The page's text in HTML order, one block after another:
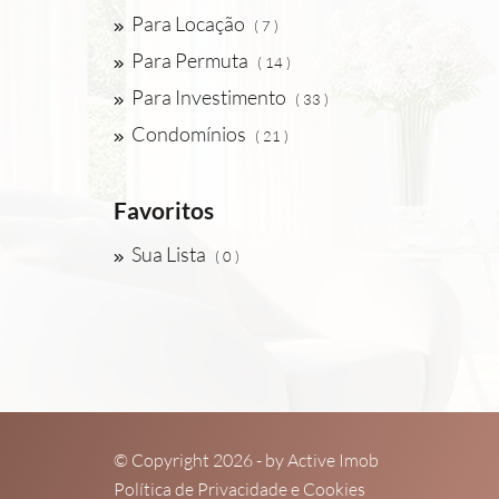
Para Locação ( 7 )
Para Permuta ( 14 )
Para Investimento ( 33 )
Condomínios ( 21 )
Favoritos
Sua Lista ( 0 )
© Copyright 2026 - byActive Imob
Política de Privacidade e Cookies